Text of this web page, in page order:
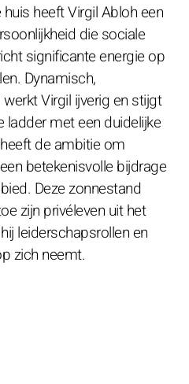
heeft Virgil Abloh een
die sociale
significante energie op
Dynamisch,
Virgil ijverig en stijgt
met een duidelijke
de ambitie om
betekenisvolle bijdrage
Deze zonnestand
zijn privéleven uit het
leiderschapsrollen en
zich neemt.